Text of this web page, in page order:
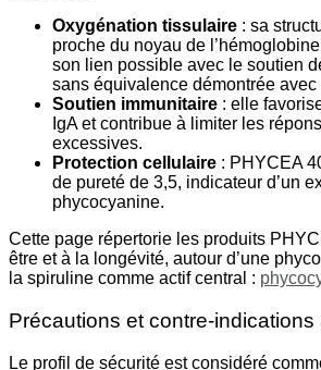
Oxygénation tissulaire : sa
proche du noyau de
son lien possible avec le soutien
sans équivalence démontrée avec
Soutien immunitaire : elle
IgA et contribue à limiter les
excessives.
Protection cellulaire : PHYCEA
de pureté de 3,5, indicateur d’un
phycocyanine.
Cette page répertorie les produits
être et à la longévité, autour d’une
la spiruline comme actif central :
Précautions et contre-indications
Le profil de sécurité est considéré